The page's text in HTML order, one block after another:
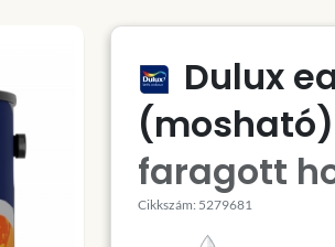
Dulux
faragott
Cikkszám: 5279681